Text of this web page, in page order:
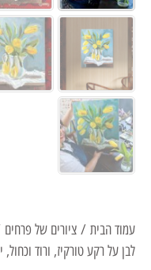
עמוד הבית / ציורים של פרחים
לבן על רקע טורקיז, ורוד וכחול, יצירה